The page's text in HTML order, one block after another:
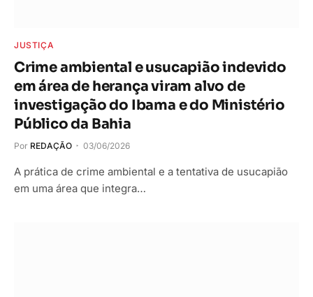
JUSTIÇA
Crime ambiental e usucapião indevido
em área de herança viram alvo de
investigação do Ibama e do Ministério
Público da Bahia
Por REDAÇÃO 03/06/2026
A prática de crime ambiental e a tentativa de usucapião
em uma área que integra…